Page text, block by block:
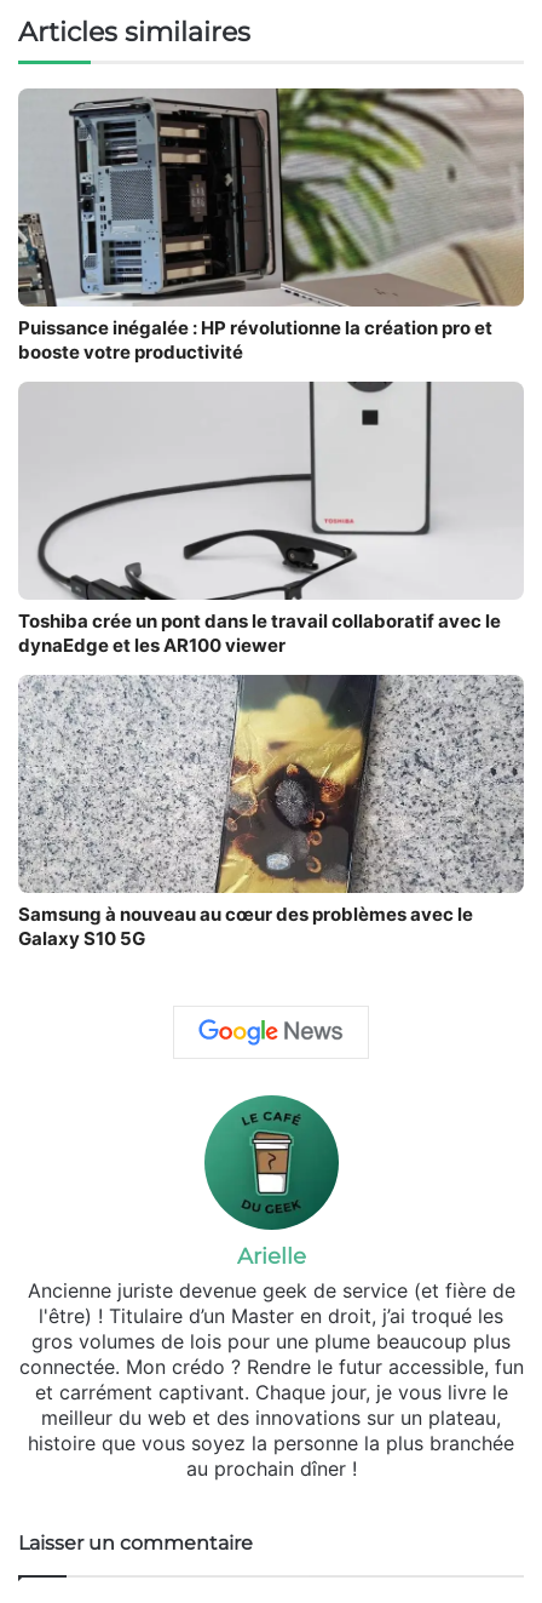
Articles similaires
Puissance inégalée : HP révolutionne la création pro et
booste votre productivité
Toshiba crée un pont dans le travail collaboratif avec le
dynaEdge et les AR100 viewer
Samsung à nouveau au cœur des problèmes avec le
Galaxy S10 5G
Arielle
Ancienne juriste devenue geek de service (et fière de
l'être) ! Titulaire d’un Master en droit, j’ai troqué les
gros volumes de lois pour une plume beaucoup plus
connectée. Mon crédo ? Rendre le futur accessible, fun
et carrément captivant. Chaque jour, je vous livre le
meilleur du web et des innovations sur un plateau,
histoire que vous soyez la personne la plus branchée
au prochain dîner !
Laisser un commentaire